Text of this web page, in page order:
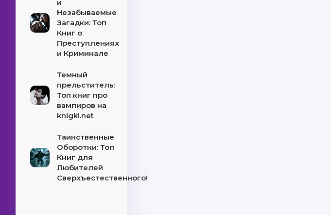
и
Незабываемые
Загадки: Топ
Книг о
Преступлениях
и Криминале
Темный
прельститель:
Топ книг про
вампиров на
knigki.net
Таинственные
Оборотни: Топ
Книг для
Любителей
Сверхъестественного!